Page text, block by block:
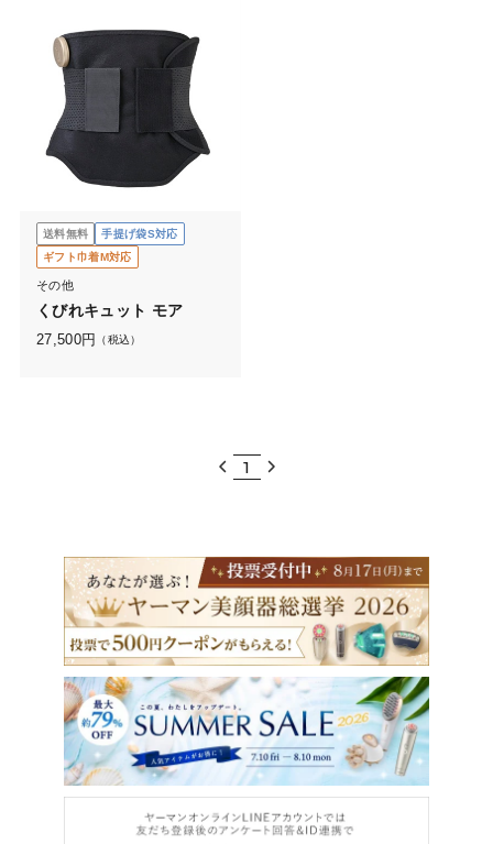
送料無料
手提げ袋S対応
ギフト巾着M対応
その他
くびれキュット モア
27,500円 （税込）
1